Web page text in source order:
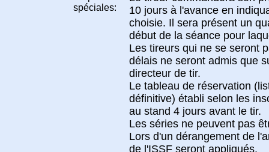
spéciales:
10 jours à l'avance en
choisie. Il sera présent un
début de la séance pour
Les tireurs qui ne se seront
délais ne seront admis que
directeur de tir.
Le tableau de réservation
définitive) établi selon les
au stand 4 jours avant le tir.
Les séries ne peuvent pas
Lors d'un dérangement de
de l'ISSF seront appliqués.